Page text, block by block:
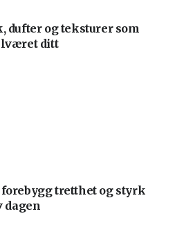
dufter og teksturer som
ditt
tretthet og styrk
dagen